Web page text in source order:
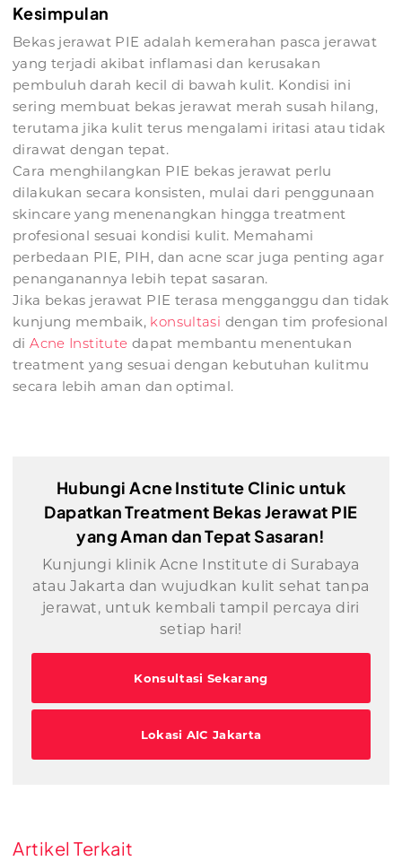
Kesimpulan
Bekas jerawat PIE adalah kemerahan pasca jerawat
yang terjadi akibat inflamasi dan kerusakan
pembuluh darah kecil di bawah kulit. Kondisi ini
sering membuat bekas jerawat merah susah hilang,
terutama jika kulit terus mengalami iritasi atau tidak
dirawat dengan tepat.
Cara menghilangkan PIE bekas jerawat perlu
dilakukan secara konsisten, mulai dari penggunaan
skincare yang menenangkan hingga treatment
profesional sesuai kondisi kulit. Memahami
perbedaan PIE, PIH, dan acne scar juga penting agar
penanganannya lebih tepat sasaran.
Jika bekas jerawat PIE terasa mengganggu dan tidak
kunjung membaik, konsultasi dengan tim profesional
diAcne Institute dapat membantu menentukan
treatment yang sesuai dengan kebutuhan kulitmu
secara lebih aman dan optimal.
Hubungi Acne Institute Clinic untuk
Dapatkan Treatment Bekas Jerawat PIE
yang Aman dan Tepat Sasaran!
Kunjungi klinik Acne Institute di Surabaya
atau Jakarta dan wujudkan kulit sehat tanpa
jerawat, untuk kembali tampil percaya diri
setiap hari!
Konsultasi Sekarang
Lokasi AIC Jakarta
Artikel Terkait